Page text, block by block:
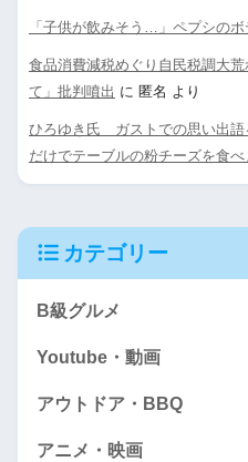
「子供が飲みそう…」ペプシの
食品消費減税めぐり自民税調大
て」批判噴出 に 匿名 より
ひろゆき氏 ガストでの思い出語
だけでテーブルの粉チーズを食
カテゴリー
B級グルメ
Youtube・動画
アウトドア・BBQ
アニメ・映画